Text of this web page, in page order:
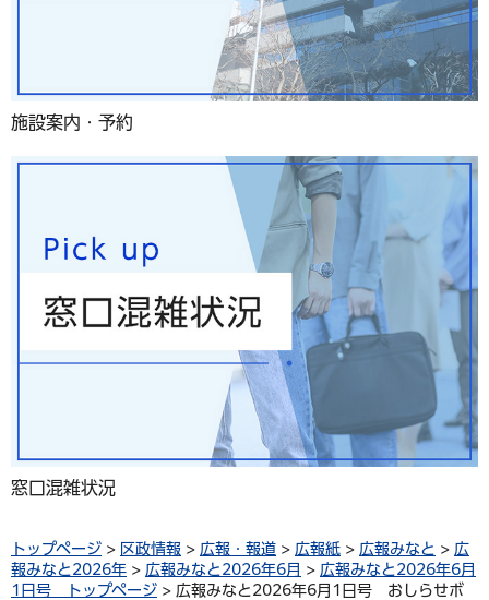
施設案内・予約
窓口混雑状況
トップページ > 区政情報 > 広報・報道 > 広報紙 > 広報みなと > 広
報みなと2026年 > 広報みなと2026年6月 > 広報みなと2026年6月
1日号 トップページ > 広報みなと2026年6月1日号 おしらせボ